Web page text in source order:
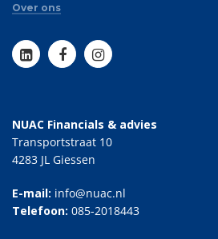
Over ons
NUAC Financials & advies
Transportstraat 10
4283 JL Giessen
E-mail: info@nuac.nl
Telefoon: 085-2018443